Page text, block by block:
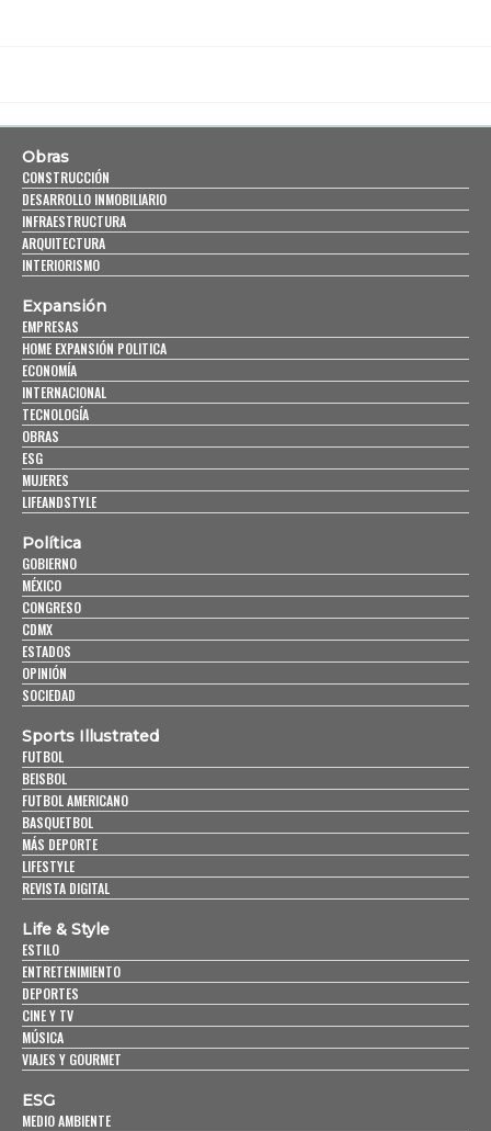
Obras
CONSTRUCCIÓN
DESARROLLO INMOBILIARIO
INFRAESTRUCTURA
ARQUITECTURA
INTERIORISMO
Expansión
EMPRESAS
HOME EXPANSIÓN POLITICA
ECONOMÍA
INTERNACIONAL
TECNOLOGÍA
OBRAS
ESG
MUJERES
LIFEANDSTYLE
Política
GOBIERNO
MÉXICO
CONGRESO
CDMX
ESTADOS
OPINIÓN
SOCIEDAD
Sports Illustrated
FUTBOL
BEISBOL
FUTBOL AMERICANO
BASQUETBOL
MÁS DEPORTE
LIFESTYLE
REVISTA DIGITAL
Life & Style
ESTILO
ENTRETENIMIENTO
DEPORTES
CINE Y TV
MÚSICA
VIAJES Y GOURMET
ESG
MEDIO AMBIENTE